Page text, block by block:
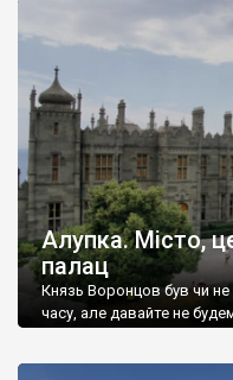
Алупка. Місто,
палац
Князь Воронцов був чи
часу, але давайте не